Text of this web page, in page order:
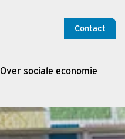
Contact
Over sociale economie